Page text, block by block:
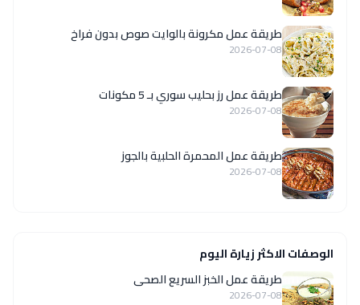
طريقة عمل مكرونة بالوايت صوص بدون فراخ
2026-07-08
طريقة عمل رز بحليب سوري بـ 5 مكونات
2026-07-08
طريقة عمل المحمرة الحلبية بالجوز
2026-07-08
الوصفات الاكثر زيارة اليوم
طريقة عمل الخبز السريع الصحى
2026-07-08